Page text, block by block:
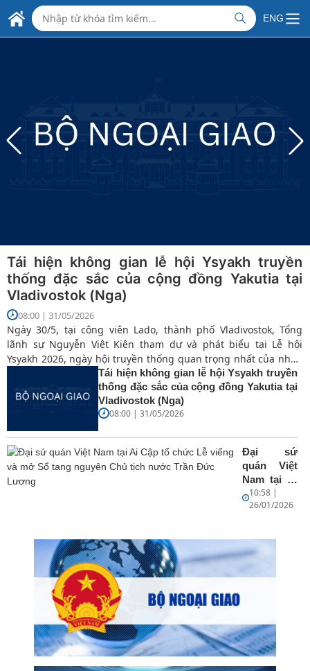
Skip to Main Content
ĐẠI SỨ QUÁN VIỆT NAM
TẠI AI CẬP
ENG
Tái hiện không gian lễ hội Ysyakh truyền
thống đặc sắc của cộng đồng Yakutia tại
Vladivostok (Nga)
08:00 | 31/05/2026
Ngày 30/5, tại công viên Lado, thành phố Vladivostok, Tổng
lãnh sự Nguyễn Việt Kiên tham dự và phát biểu tại Lễ hội
Ysyakh 2026, ngày hội truyền thống quan trọng nhất của nhân
dân Cộng hòa Sakha (Yakutia), Liên bang Nga.
Tái hiện không gian lễ hội Ysyakh truyền
thống đặc sắc của cộng đồng Yakutia tại
Vladivostok (Nga)
08:00 | 31/05/2026
Đại sứ
quán Việt
Nam tại Ai
Cập tổ
chức Lễ
tang
nguyên
Chủ tịch
10:58 |
26/01/2026